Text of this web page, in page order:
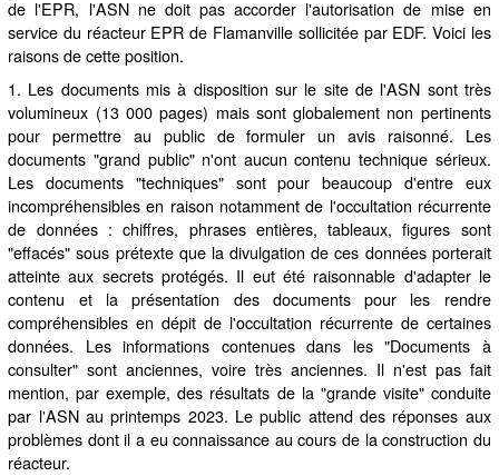
de l'EPR, l'ASN ne doit pas accorder l'autorisation de mise en
service du réacteur EPR de Flamanville sollicitée par EDF. Voici les
raisons de cette position.
1. Les documents mis à disposition sur le site de l'ASN sont très
volumineux (13 000 pages) mais sont globalement non pertinents
pour permettre au public de formuler un avis raisonné. Les
documents "grand public" n'ont aucun contenu technique sérieux.
Les documents "techniques" sont pour beaucoup d'entre eux
incompréhensibles en raison notamment de l'occultation récurrente
de données : chiffres, phrases entières, tableaux, figures sont
"effacés" sous prétexte que la divulgation de ces données porterait
atteinte aux secrets protégés. Il eut été raisonnable d'adapter le
contenu et la présentation des documents pour les rendre
compréhensibles en dépit de l'occultation récurrente de certaines
données. Les informations contenues dans les "Documents à
consulter" sont anciennes, voire très anciennes. Il n'est pas fait
mention, par exemple, des résultats de la "grande visite" conduite
par l'ASN au printemps 2023. Le public attend des réponses aux
problèmes dont il a eu connaissance au cours de la construction du
réacteur.